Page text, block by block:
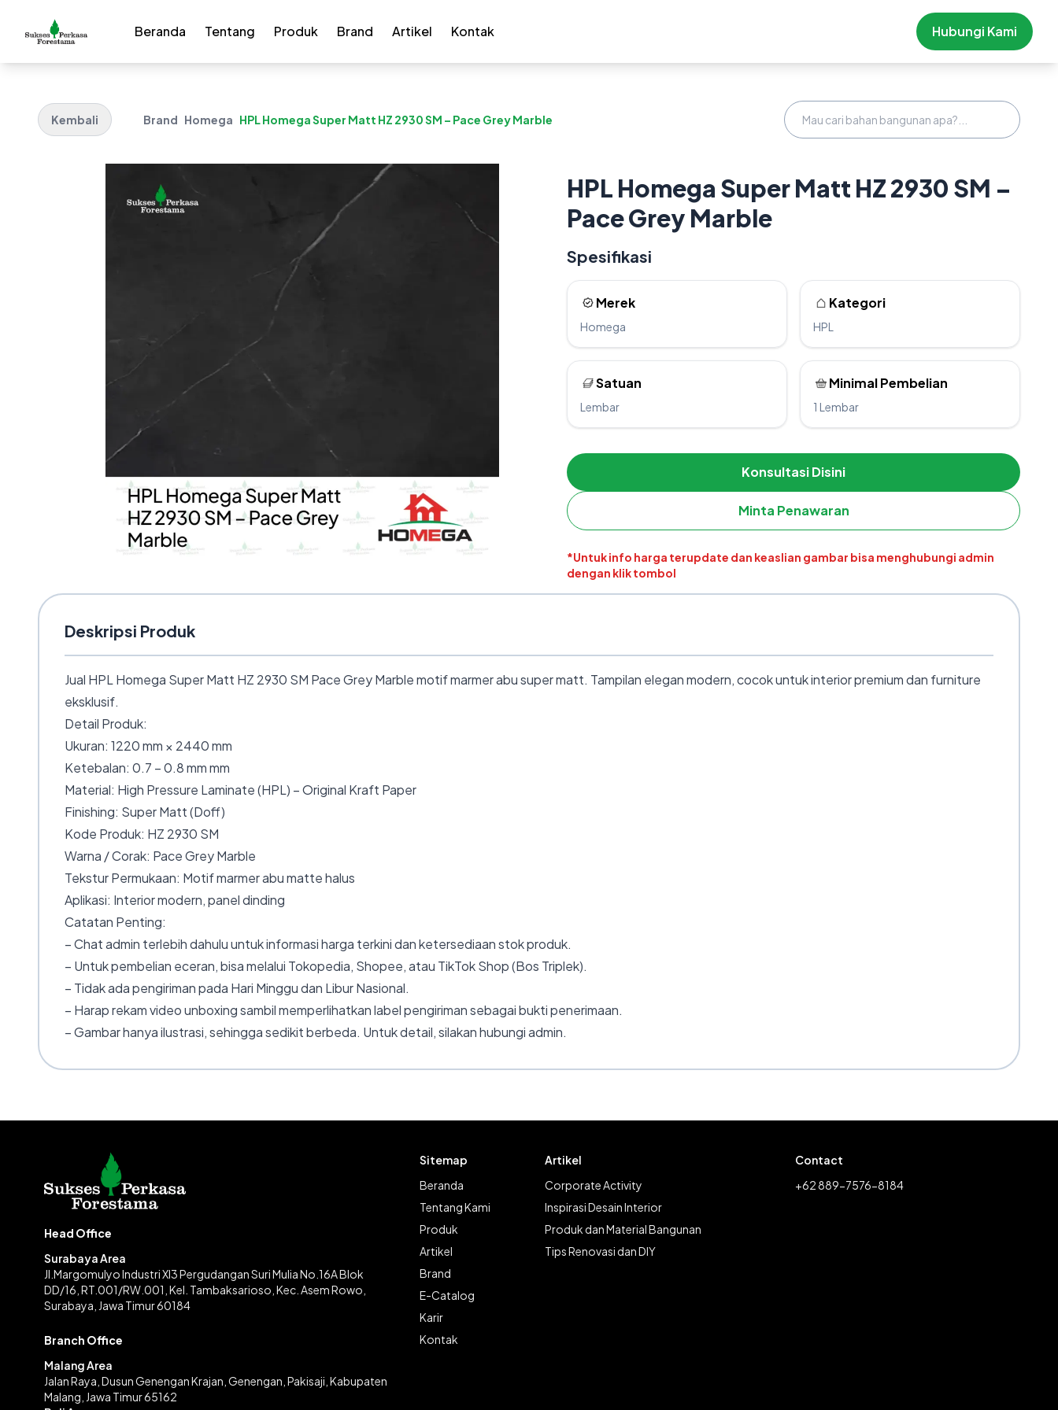
Beranda Tentang Produk Brand Artikel Kontak Hubungi Kami
Kembali Brand Homega HPL Homega Super Matt HZ 2930 SM – Pace Grey Marble
HPL Homega Super Matt HZ 2930 SM –
Pace Grey Marble
Spesifikasi
Merek
Homega
Kategori
HPL
Satuan
Lembar
Minimal Pembelian
1 Lembar
Konsultasi Disini
Minta Penawaran
*Untuk info harga terupdate dan keaslian gambar bisa menghubungi admin
dengan klik tombol
Deskripsi Produk
Jual HPL Homega Super Matt HZ 2930 SM Pace Grey Marble motif marmer abu super matt. Tampilan elegan modern, cocok untuk interior premium dan furniture
eksklusif.
Detail Produk:
Ukuran: 1220 mm × 2440 mm
Ketebalan: 0.7 – 0.8 mm mm
Material: High Pressure Laminate (HPL) – Original Kraft Paper
Finishing: Super Matt (Doff)
Kode Produk: HZ 2930 SM
Warna / Corak: Pace Grey Marble
Tekstur Permukaan: Motif marmer abu matte halus
Aplikasi: Interior modern, panel dinding
Catatan Penting:
– Chat admin terlebih dahulu untuk informasi harga terkini dan ketersediaan stok produk.
– Untuk pembelian eceran, bisa melalui Tokopedia, Shopee, atau TikTok Shop (Bos Triplek).
– Tidak ada pengiriman pada Hari Minggu dan Libur Nasional.
– Harap rekam video unboxing sambil memperlihatkan label pengiriman sebagai bukti penerimaan.
– Gambar hanya ilustrasi, sehingga sedikit berbeda. Untuk detail, silakan hubungi admin.
Head Office
Surabaya Area
Jl.Margomulyo Industri XI3 Pergudangan Suri Mulia No.16A Blok
DD/16, RT.001/RW.001, Kel. Tambaksarioso, Kec. Asem Rowo,
Surabaya, Jawa Timur 60184
Branch Office
Malang Area
Jalan Raya, Dusun Genengan Krajan, Genengan, Pakisaji, Kabupaten
Malang, Jawa Timur 65162
Sitemap
Beranda
Tentang Kami
Produk
Artikel
Brand
E-Catalog
Karir
Kontak
Artikel
Corporate Activity
Inspirasi Desain Interior
Produk dan Material Bangunan
Tips Renovasi dan DIY
Contact
+62 889-7576-8184